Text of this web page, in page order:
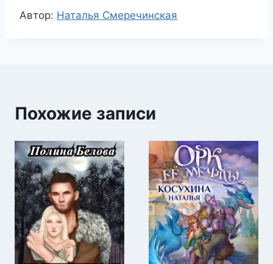
Метки
Автор: Наталья Смеречинская
Похожие записи